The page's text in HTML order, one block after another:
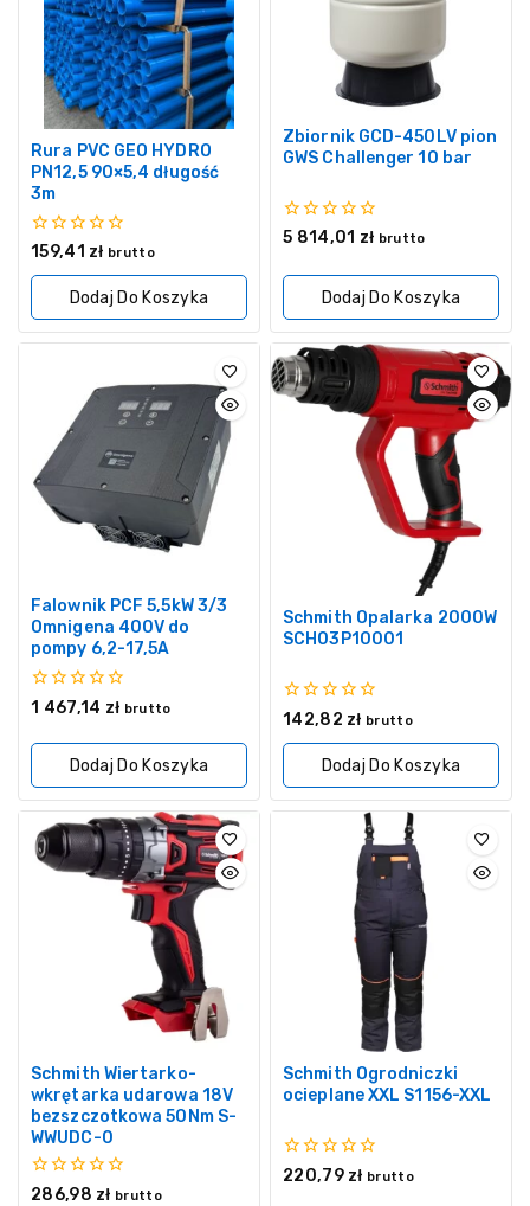
Rura PVC GEO HYDRO
PN12,5 90×5,4 długość
3m
0
5
159,41 zł brutto
Dodaj Do Koszyka
Zbiornik GCD-450LV pion
GWS Challenger 10 bar
0
5
5 814,01 zł brutto
Dodaj Do Koszyka
Falownik PCF 5,5kW 3/3
Omnigena 400V do
pompy 6,2-17,5A
0
5
1 467,14 zł brutto
Dodaj Do Koszyka
Schmith Opalarka 2000W
SCH03P10001
0
5
142,82 zł brutto
Dodaj Do Koszyka
Schmith Wiertarko-
wkrętarka udarowa 18V
bezszczotkowa 50Nm S-
WWUDC-0
0
286,98 zł brutto
Schmith Ogrodniczki
ocieplane XXL S1156-XXL
0
220,79 zł brutto